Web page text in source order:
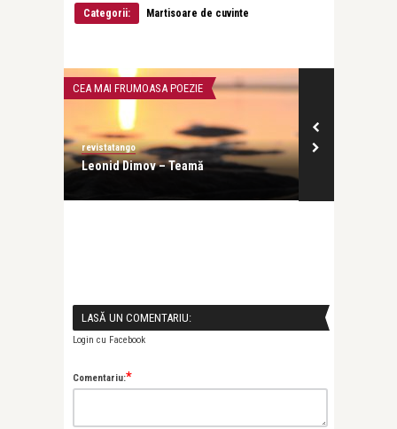
Categorii:
Martisoare de cuvinte
CEA MAI FRUMOASA POEZIE
revistatango
Leonid Dimov – Teamă
LASĂ UN COMENTARIU:
Login cu Facebook
Comentariu:*